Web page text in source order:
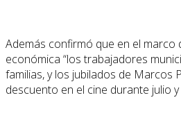
Además confirmó que en el marco
económica “los trabajadores
familias, y los jubilados de Marcos
descuento en el cine durante julio y